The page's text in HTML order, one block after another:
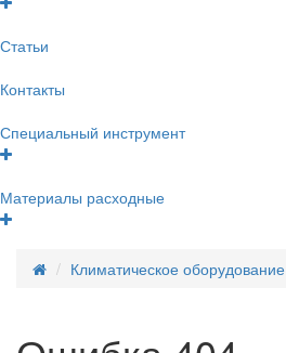
Статьи
Контакты
Специальный инструмент
Материалы расходные
Климатическое оборудование